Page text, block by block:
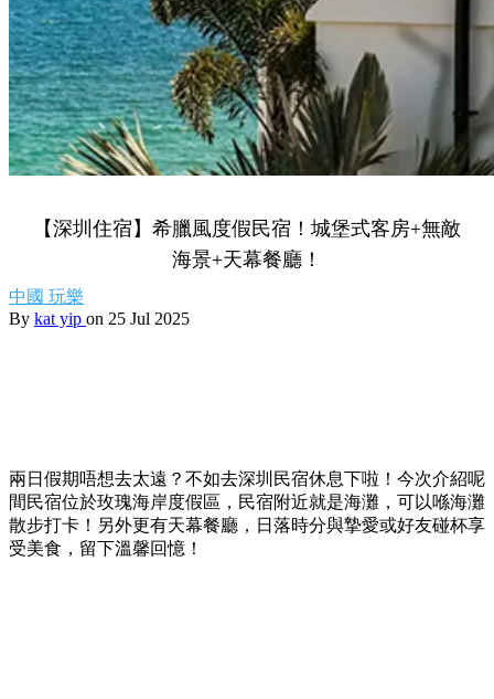
【深圳住宿】希臘風度假民宿！城堡式客房+無敵
海景+天幕餐廳！
中國 玩樂
By kat yip on 25 Jul 2025
兩日假期唔想去太遠？不如去深圳民宿休息下啦！今次介紹呢
間民宿位於玫瑰海岸度假區，民宿附近就是海灘，可以喺海灘
散步打卡！另外更有天幕餐廳，日落時分與摯愛或好友碰杯享
受美食，留下溫馨回憶！